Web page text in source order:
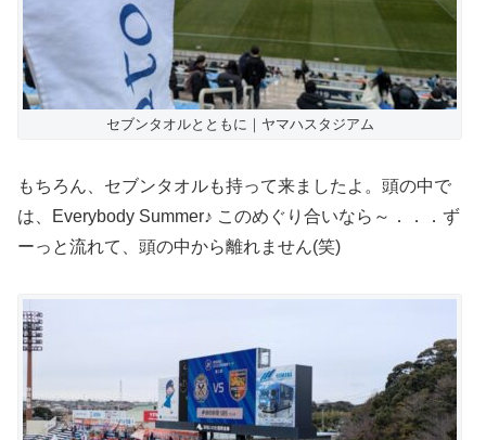
セブンタオルとともに｜ヤマハスタジアム
もちろん、セブンタオルも持って来ましたよ。頭の中で
は、Everybody Summer♪ このめぐり合いなら～．．．ず
ーっと流れて、頭の中から離れません(笑)